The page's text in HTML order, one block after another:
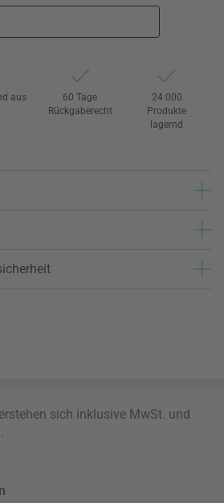
aus
60 Tage
Rückgaberecht
24.000
Produkte
lagernd
sich inklusive MwSt. und